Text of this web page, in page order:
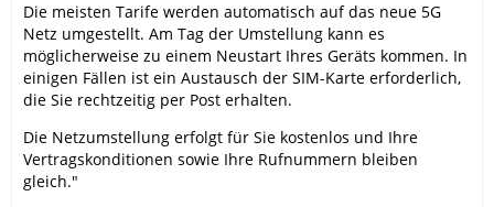
Die meisten Tarife werden automatisch auf das neue 5G
Netz umgestellt. Am Tag der Umstellung kann es
möglicherweise zu einem Neustart Ihres Geräts kommen. In
einigen Fällen ist ein Austausch der SIM-Karte erforderlich,
die Sie rechtzeitig per Post erhalten.
Die Netzumstellung erfolgt für Sie kostenlos und Ihre
Vertragskonditionen sowie Ihre Rufnummern bleiben
gleich."